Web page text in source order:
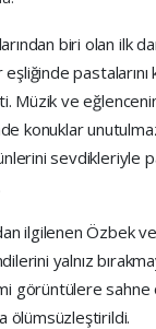
biri olan ilk
eşliğinde
Müzik ve
konuklar
sevdikleriyle
ilgilenen Özbek
yalnız
görüntülere sahne
ölümsüzleştirildi.